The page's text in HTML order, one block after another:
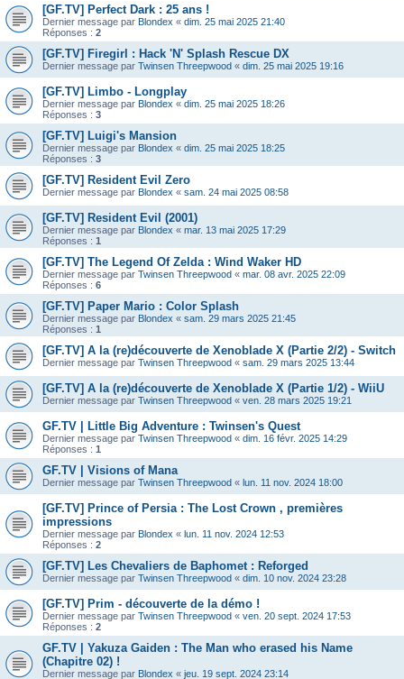
[GF.TV] Perfect Dark : 25 ans !
Dernier message par Blondex « dim. 25 mai 2025 21:40
Réponses : 2
[GF.TV] Firegirl : Hack 'N' Splash Rescue DX
Dernier message par Twinsen Threepwood « dim. 25 mai 2025 19:16
[GF.TV] Limbo - Longplay
Dernier message par Blondex « dim. 25 mai 2025 18:26
Réponses : 3
[GF.TV] Luigi's Mansion
Dernier message par Blondex « dim. 25 mai 2025 18:25
Réponses : 3
[GF.TV] Resident Evil Zero
Dernier message par Blondex « sam. 24 mai 2025 08:58
[GF.TV] Resident Evil (2001)
Dernier message par Blondex « mar. 13 mai 2025 17:29
Réponses : 1
[GF.TV] The Legend Of Zelda : Wind Waker HD
Dernier message par Twinsen Threepwood « mar. 08 avr. 2025 22:09
Réponses : 6
[GF.TV] Paper Mario : Color Splash
Dernier message par Blondex « sam. 29 mars 2025 21:45
Réponses : 1
[GF.TV] A la (re)découverte de Xenoblade X (Partie 2/2) - Switch
Dernier message par Twinsen Threepwood « sam. 29 mars 2025 13:44
[GF.TV] A la (re)découverte de Xenoblade X (Partie 1/2) - WiiU
Dernier message par Twinsen Threepwood « ven. 28 mars 2025 19:21
GF.TV | Little Big Adventure : Twinsen's Quest
Dernier message par Twinsen Threepwood « dim. 16 févr. 2025 14:29
Réponses : 1
GF.TV | Visions of Mana
Dernier message par Twinsen Threepwood « lun. 11 nov. 2024 18:00
[GF.TV] Prince of Persia : The Lost Crown , premières
impressions
Dernier message par Blondex « lun. 11 nov. 2024 12:53
Réponses : 2
[GF.TV] Les Chevaliers de Baphomet : Reforged
Dernier message par Twinsen Threepwood « dim. 10 nov. 2024 23:28
[GF.TV] Prim - découverte de la démo !
Dernier message par Twinsen Threepwood « ven. 20 sept. 2024 17:53
Réponses : 2
GF.TV | Yakuza Gaiden : The Man who erased his Name
(Chapitre 02) !
Dernier message par Blondex « jeu. 19 sept. 2024 23:14